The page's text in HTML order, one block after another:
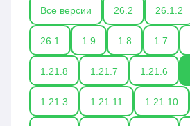
Все версии 26.2 26.1.2
26.1 1.9 1.8 1.7
1.21.8 1.21.7 1.21.6
1.21.3 1.21.11 1.21.10